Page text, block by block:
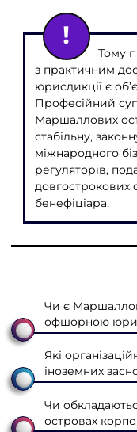
Тому
з практичним
юрисдикції є
Професійний
Маршаллових
стабільну,
міжнародного
регуляторів,
довгострокових
бенефіціара.
Чи є
офшорною
Які
іноземних
Чи
островах